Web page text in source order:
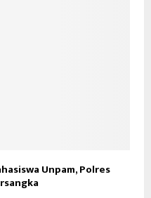
Unpam, Polres